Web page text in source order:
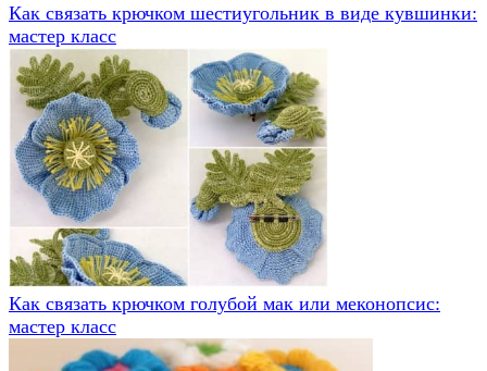
Как связать крючком шестиугольник в виде кувшинки:
мастер класс
Как связать крючком голубой мак или меконопсис:
мастер класс